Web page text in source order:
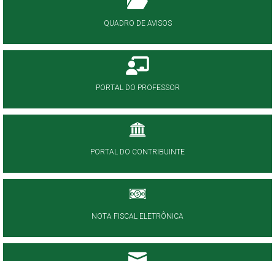
QUADRO DE AVISOS
PORTAL DO PROFESSOR
PORTAL DO CONTRIBUINTE
NOTA FISCAL ELETRÔNICA